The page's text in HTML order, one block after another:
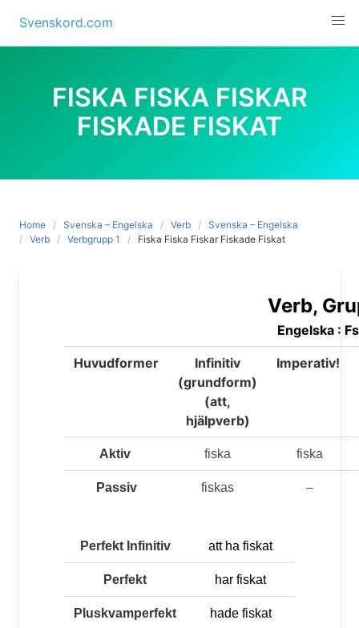
content
Svenskord.com
FISKA FISKA FISKAR
FISKADE FISKAT
Home Svenska – Engelska Verb
Svenska – Engelska
Verb
Verbgrupp 1 Fiska Fiska Fiskar Fiskade Fiskat
Verb,
Engelska :
Huvudformer
Infinitiv
(grundform)
(att,
hjälpverb)
Imperativ!
Aktiv fiska fiska
Passiv fiskas –
Perfekt Infinitiv att ha fiskat
Perfekt har fiskat
Pluskvamperfekt hade fiskat